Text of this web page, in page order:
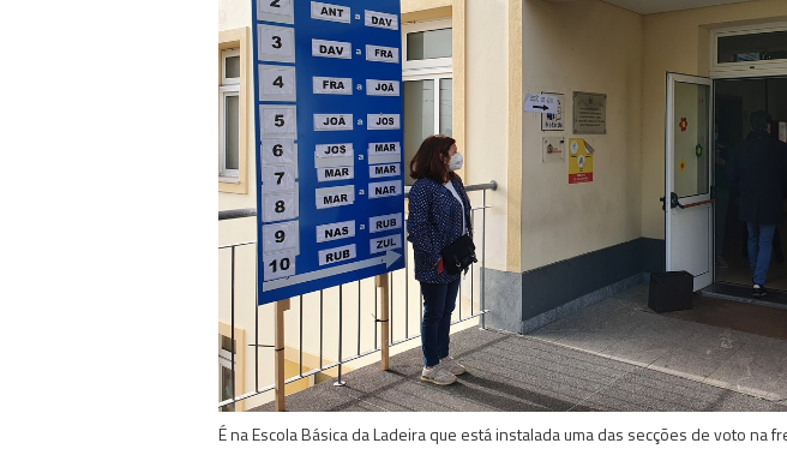
É na Escola Básica da Ladeira que está instalada uma das secções de voto na